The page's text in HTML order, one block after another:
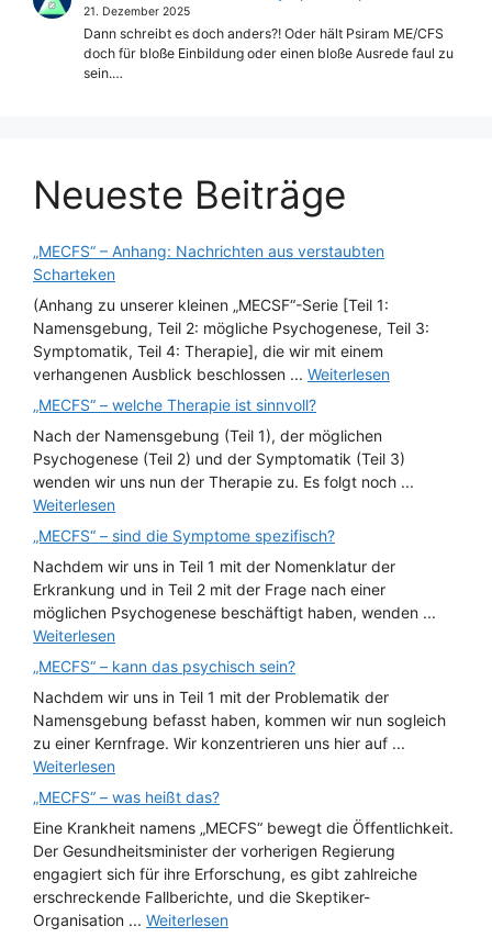
21. Dezember 2025
Dann schreibt es doch anders?! Oder hält Psiram ME/CFS
doch für bloße Einbildung oder einen bloße Ausrede faul zu
sein.…
Neueste Beiträge
„MECFS“ – Anhang: Nachrichten aus verstaubten
Scharteken
(Anhang zu unserer kleinen „MECSF“-Serie [Teil 1:
Namensgebung, Teil 2: mögliche Psychogenese, Teil 3:
Symptomatik, Teil 4: Therapie], die wir mit einem
verhangenen Ausblick beschlossen ... Weiterlesen
„MECFS“ – welche Therapie ist sinnvoll?
Nach der Namensgebung (Teil 1), der möglichen
Psychogenese (Teil 2) und der Symptomatik (Teil 3)
wenden wir uns nun der Therapie zu. Es folgt noch ...
Weiterlesen
„MECFS“ – sind die Symptome spezifisch?
Nachdem wir uns in Teil 1 mit der Nomenklatur der
Erkrankung und in Teil 2 mit der Frage nach einer
möglichen Psychogenese beschäftigt haben, wenden ...
Weiterlesen
„MECFS“ – kann das psychisch sein?
Nachdem wir uns in Teil 1 mit der Problematik der
Namensgebung befasst haben, kommen wir nun sogleich
zu einer Kernfrage. Wir konzentrieren uns hier auf ...
Weiterlesen
„MECFS“ – was heißt das?
Eine Krankheit namens „MECFS“ bewegt die Öffentlichkeit.
Der Gesundheitsminister der vorherigen Regierung
engagiert sich für ihre Erforschung, es gibt zahlreiche
erschreckende Fallberichte, und die Skeptiker-
Organisation ... Weiterlesen